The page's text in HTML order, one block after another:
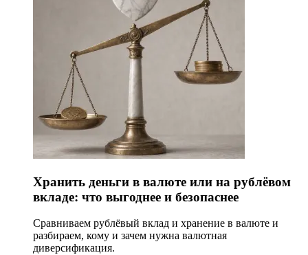
Хранить деньги в валюте или на рублёвом
вкладе: что выгоднее и безопаснее
Сравниваем рублёвый вклад и хранение в валюте и
разбираем, кому и зачем нужна валютная
диверсификация.